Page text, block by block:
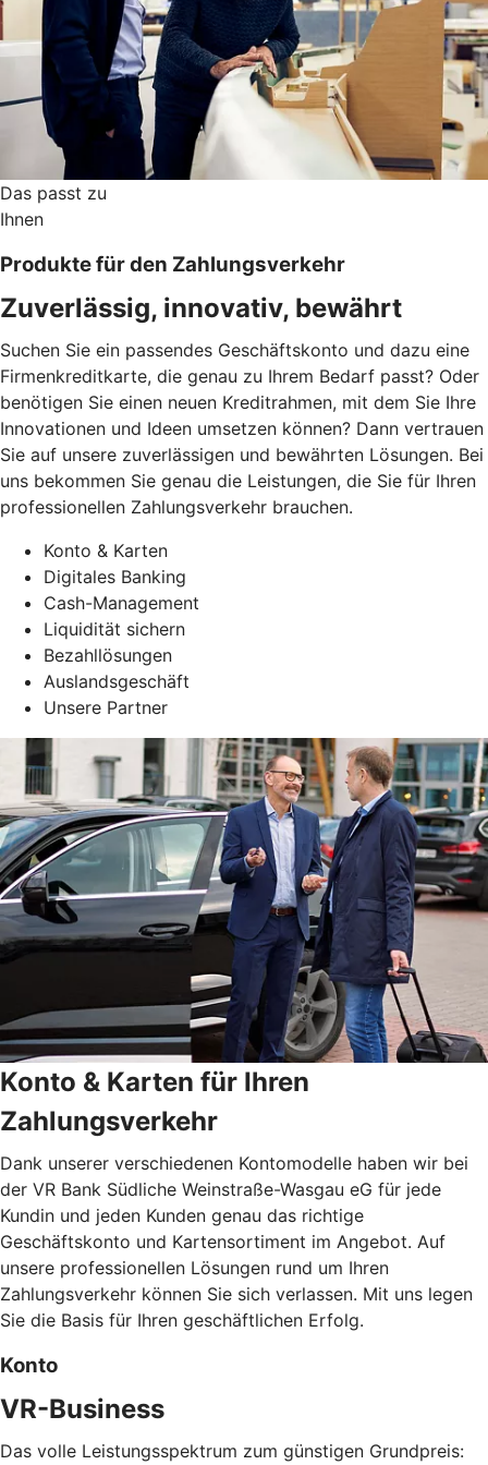
Das passt zu
Ihnen
Produkte für den Zahlungsverkehr
Zuverlässig, innovativ, bewährt
Suchen Sie ein passendes Geschäftskonto und dazu eine
Firmenkreditkarte, die genau zu Ihrem Bedarf passt? Oder
benötigen Sie einen neuen Kreditrahmen, mit dem Sie Ihre
Innovationen und Ideen umsetzen können? Dann vertrauen
Sie auf unsere zuverlässigen und bewährten Lösungen. Bei
uns bekommen Sie genau die Leistungen, die Sie für Ihren
professionellen Zahlungsverkehr brauchen.
Konto & Karten
Digitales Banking
Cash-Management
Liquidität sichern
Bezahllösungen
Auslandsgeschäft
Unsere Partner
Konto & Karten für Ihren
Zahlungsverkehr
Dank unserer verschiedenen Kontomodelle haben wir bei
der VR Bank Südliche Weinstraße-Wasgau eG für jede
Kundin und jeden Kunden genau das richtige
Geschäftskonto und Kartensortiment im Angebot. Auf
unsere professionellen Lösungen rund um Ihren
Zahlungsverkehr können Sie sich verlassen. Mit uns legen
Sie die Basis für Ihren geschäftlichen Erfolg.
Konto
VR-Business
Das volle Leistungsspektrum zum günstigen Grundpreis: